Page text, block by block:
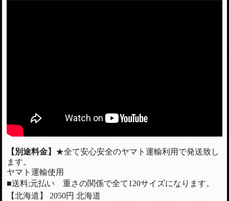
【別途料金】 ★全て安心安全のヤマト運輸利用で発送致し
ます。
ヤマト運輸使用
■送料;元払い 重さの関係で全て120サイズになります。
【北海道】 2050円 北海道